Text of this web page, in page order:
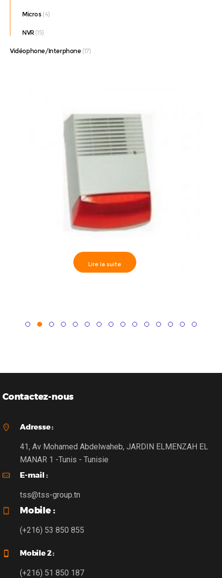
Micros (4)
NVR (15)
Vidéophone/Interphone (17)
Lire la suite
Contactez-nous
Adresse :
41, Av Mohamed Abdelwaheb, JARDIN ELMENZAH EL
MANAR 1 -Tunis - Tunisie
E-mail :
tss@tss-group.tn
Mobile :
(+216) 53 850 855
Mobile 2 :
(+216) 51 850 187